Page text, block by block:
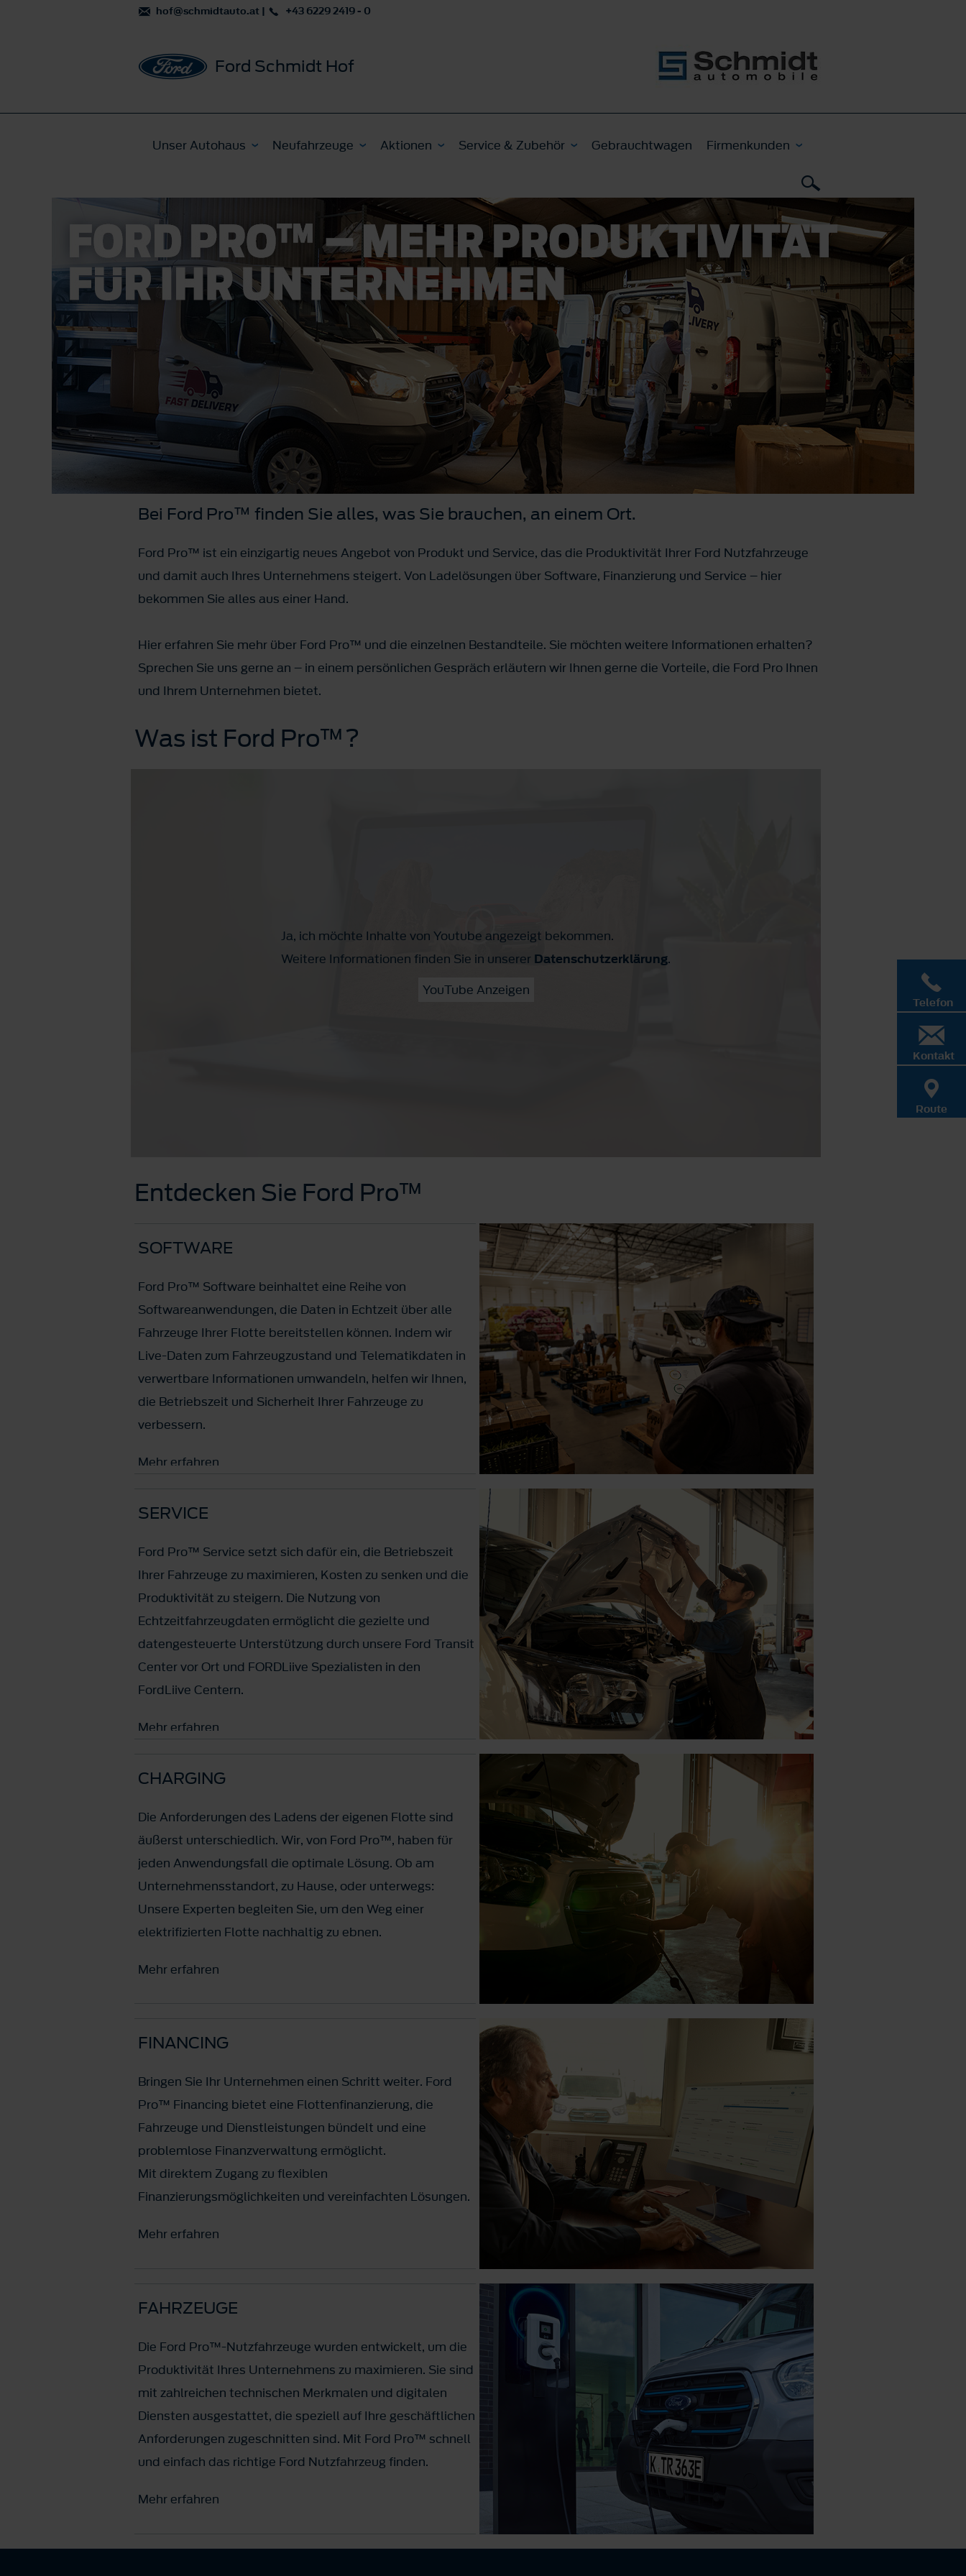
hof@schmidtauto.at | +43 6229 2419 - 0
Ford Schmidt Hof
Unser Autohaus Neufahrzeuge Aktionen Service & Zubehör Gebrauchtwagen Firmenkunden
Bei Ford Pro™ finden Sie alles, was Sie brauchen, an einem Ort.
Ford Pro™ ist ein einzigartig neues Angebot von Produkt und Service, das die Produktivität Ihrer Ford Nutzfahrzeuge
und damit auch Ihres Unternehmens steigert. Von Ladelösungen über Software, Finanzierung und Service – hier
bekommen Sie alles aus einer Hand.
Hier erfahren Sie mehr über Ford Pro™ und die einzelnen Bestandteile. Sie möchten weitere Informationen erhalten?
Sprechen Sie uns gerne an – in einem persönlichen Gespräch erläutern wir Ihnen gerne die Vorteile, die Ford Pro Ihnen
und Ihrem Unternehmen bietet.
Was ist Ford Pro™?
Ja, ich möchte Inhalte von Youtube angezeigt bekommen.
Weitere Informationen finden Sie in unserer Datenschutzerklärung.
YouTube Anzeigen
Entdecken Sie Ford Pro™
SOFTWARE
Ford Pro™ Software beinhaltet eine Reihe von
Softwareanwendungen, die Daten in Echtzeit über alle
Fahrzeuge Ihrer Flotte bereitstellen können. Indem wir
Live-Daten zum Fahrzeugzustand und Telematikdaten in
verwertbare Informationen umwandeln, helfen wir Ihnen,
die Betriebszeit und Sicherheit Ihrer Fahrzeuge zu
verbessern.
Mehr erfahren
SERVICE
Ford Pro™ Service setzt sich dafür ein, die Betriebszeit
Ihrer Fahrzeuge zu maximieren, Kosten zu senken und die
Produktivität zu steigern. Die Nutzung von
Echtzeitfahrzeugdaten ermöglicht die gezielte und
datengesteuerte Unterstützung durch unsere Ford Transit
Center vor Ort und FORDLiive Spezialisten in den
FordLiive Centern.
Mehr erfahren
CHARGING
Die Anforderungen des Ladens der eigenen Flotte sind
äußerst unterschiedlich. Wir, von Ford Pro™, haben für
jeden Anwendungsfall die optimale Lösung. Ob am
Unternehmensstandort, zu Hause, oder unterwegs:
Unsere Experten begleiten Sie, um den Weg einer
elektrifizierten Flotte nachhaltig zu ebnen.
Mehr erfahren
FINANCING
Bringen Sie Ihr Unternehmen einen Schritt weiter. Ford
Pro™ Financing bietet eine Flottenfinanzierung, die
Fahrzeuge und Dienstleistungen bündelt und eine
problemlose Finanzverwaltung ermöglicht.
Mit direktem Zugang zu flexiblen
Finanzierungsmöglichkeiten und vereinfachten Lösungen.
Mehr erfahren
FAHRZEUGE
Die Ford Pro™-Nutzfahrzeuge wurden entwickelt, um die
Produktivität Ihres Unternehmens zu maximieren. Sie sind
mit zahlreichen technischen Merkmalen und digitalen
Diensten ausgestattet, die speziell auf Ihre geschäftlichen
Anforderungen zugeschnitten sind. Mit Ford Pro™ schnell
und einfach das richtige Ford Nutzfahrzeug finden.
Mehr erfahren
Telefon
Kontakt
Route